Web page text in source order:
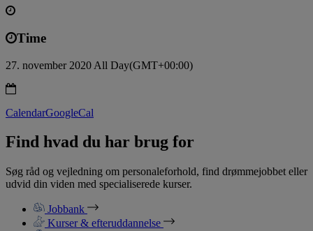
Time
27. november 2020 All Day(GMT+00:00)
CalendarGoogleCal
Find hvad du har brug for
Søg råd og vejledning om personaleforhold, find drømmejobbet eller
udvid din viden med specialiserede kurser.
Jobbank
Kurser & efteruddannelse